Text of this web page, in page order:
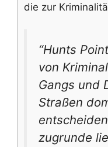
die zur
“Hunts
von
Gangs und
Straßen
zugrunde